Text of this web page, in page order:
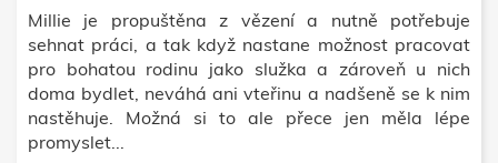
Millie je propuštěna z vězení a nutně potřebuje
sehnat práci, a tak když nastane možnost pracovat
pro bohatou rodinu jako služka a zároveň u nich
doma bydlet, neváhá ani vteřinu a nadšeně se k nim
nastěhuje. Možná si to ale přece jen měla lépe
promyslet...